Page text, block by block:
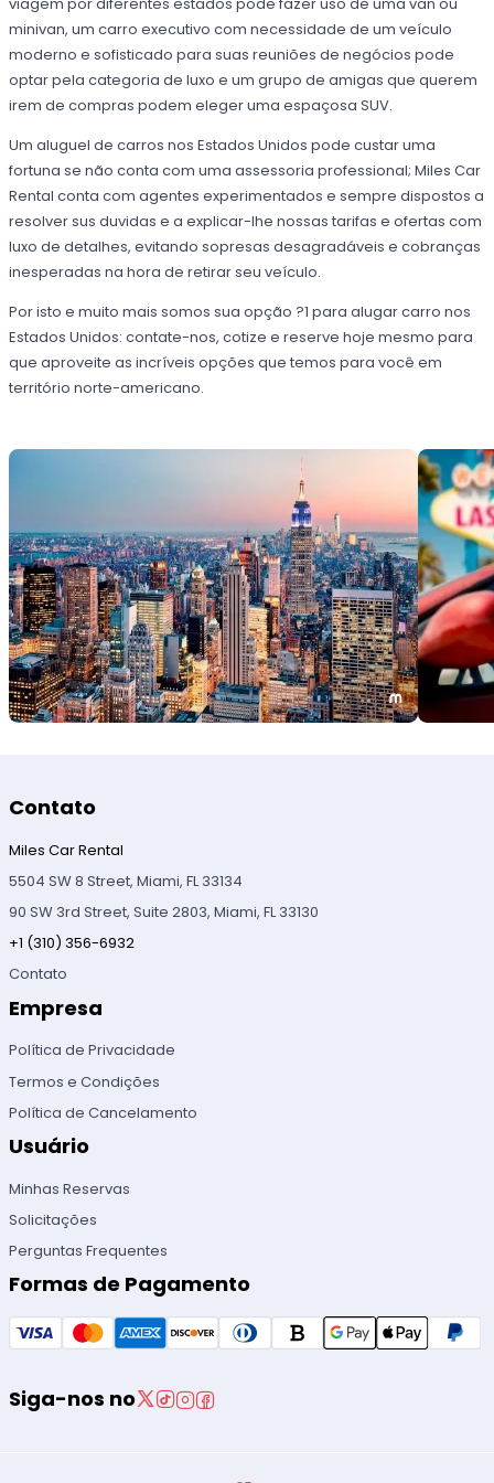
minivan, um carro executivo com necessidade de um veículo
moderno e sofisticado para suas reuniões de negócios pode
optar pela categoria de luxo e um grupo de amigas que querem
irem de compras podem eleger uma espaçosa SUV.
Um aluguel de carros nos Estados Unidos pode custar uma
fortuna se não conta com uma assessoria professional; Miles Car
Rental conta com agentes experimentados e sempre dispostos a
resolver sus duvidas e a explicar-lhe nossas tarifas e ofertas com
luxo de detalhes, evitando sopresas desagradáveis e cobranças
inesperadas na hora de retirar seu veículo.
Por isto e muito mais somos sua opção ?1 para alugar carro nos
Estados Unidos: contate-nos, cotize e reserve hoje mesmo para
que aproveite as incríveis opções que temos para você em
território norte-americano.
Contato
Miles Car Rental
5504 SW 8 Street, Miami, FL 33134
90 SW 3rd Street, Suite 2803, Miami, FL 33130
+1 (310) 356-6932
Contato
Empresa
Política de Privacidade
Termos e Condições
Política de Cancelamento
Usuário
Minhas Reservas
Solicitações
Perguntas Frequentes
Formas de Pagamento
Siga-nos no